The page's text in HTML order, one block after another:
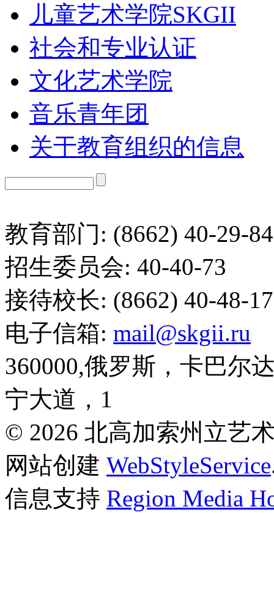
儿童艺术学院SKGII
社会和专业认证
文化艺术学院
音乐青年团
关于教育组织的信息
教育部门: (8662) 40-29-84
招生委员会: 40-40-73
接待校长: (8662) 40-48-17
电子信箱: mail@skgii.ru
360000,俄罗斯，卡巴尔
宁大道，1
© 2026 北高加索州立艺
网站创建 WebStyleService
信息支持 Region Media